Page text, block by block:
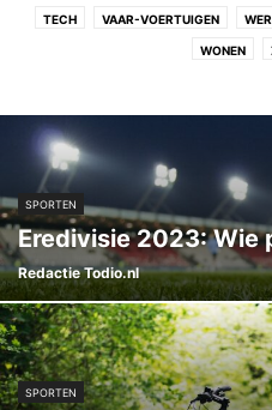
TECH VAAR-VOERTUIGEN
WONEN
SPORTEN
Eredivisie 2023: Wie
Redactie Todio.nl
SPORTEN